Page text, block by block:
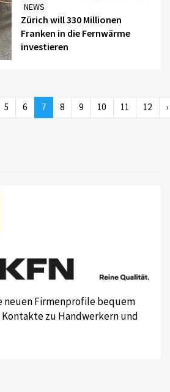
NEWS
Zürich will 330 Millionen
Franken in die Fernwärme
investieren
5 6 7 8 9 10 11 12 ›
neuen Firmenprofile bequem
zu Handwerkern und